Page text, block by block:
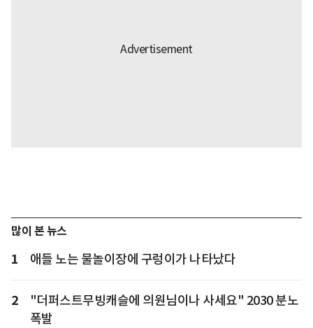
많이 본 뉴스
1 애들 노는 물놀이장에 구렁이가 나타났다
2
"더퍼스트무빙캐슬에 의원님이나 사세요" 2030 분노
폭발